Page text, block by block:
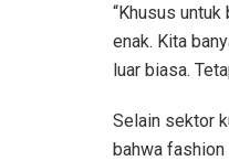
“Khusus
enak. Kita
luar biasa.
Selain sektor
bahwa